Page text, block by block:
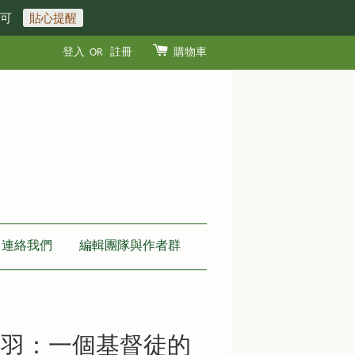
貼心提醒
登入 OR 註冊 購物車
連絡我們 編輯團隊與作者群
：一個基督徒的